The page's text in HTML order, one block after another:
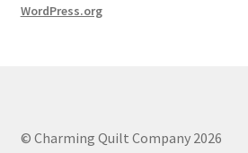
WordPress.org
© Charming Quilt Company 2026